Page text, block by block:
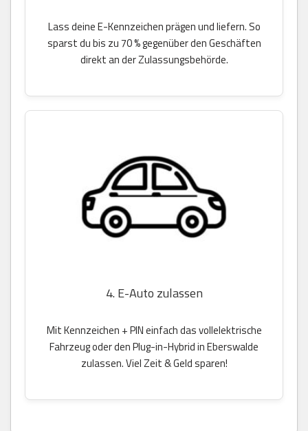
Lass deine E-Kennzeichen prägen und liefern. So
sparst du bis zu 70 % gegenüber den Geschäften
direkt an der Zulassungsbehörde.
4. E-Auto zulassen
Mit Kennzeichen + PIN einfach das vollelektrische
Fahrzeug oder den Plug-in-Hybrid in Eberswalde
zulassen. Viel Zeit & Geld sparen!